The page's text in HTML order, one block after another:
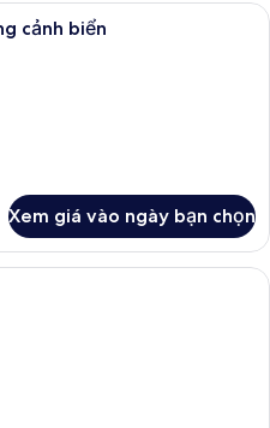
Phòng dành cho gia đình, quang
cảnh biển
Xem giá vào ngày bạn chọn
Phòng dành cho gia đình | Bộ đồ